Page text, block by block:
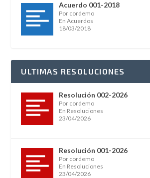
Acuerdo 001-2018
Por cordemo
En Acuerdos
18/03/2018
ULTIMAS RESOLUCIONES
Resolución 002-2026
Por cordemo
En Resoluciones
23/04/2026
Resolución 001-2026
Por cordemo
En Resoluciones
23/04/2026